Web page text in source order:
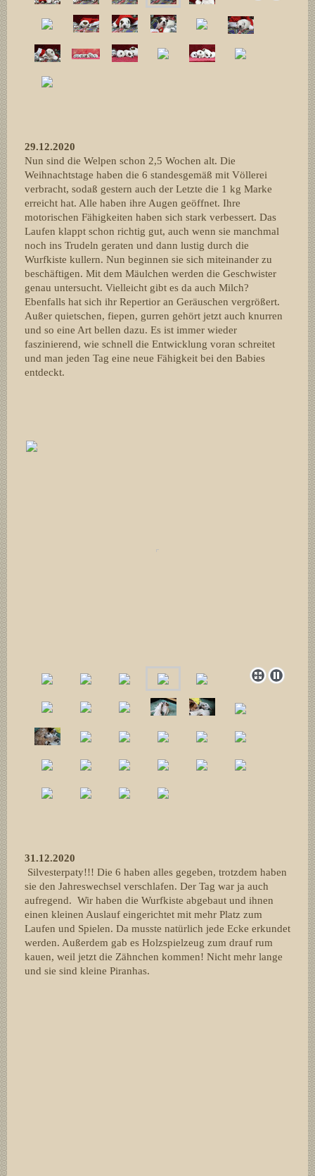
29.12.2020
Nun sind die Welpen schon 2,5 Wochen alt. Die
Weihnachtstage haben die 6 standesgemäß mit Völlerei
verbracht, sodaß gestern auch der Letzte die 1 kg Marke
erreicht hat. Alle haben ihre Augen geöffnet. Ihre
motorischen Fähigkeiten haben sich stark verbessert. Das
Laufen klappt schon richtig gut, auch wenn sie manchmal
noch ins Trudeln geraten und dann lustig durch die
Wurfkiste kullern. Nun beginnen sie sich miteinander zu
beschäftigen. Mit dem Mäulchen werden die Geschwister
genau untersucht. Vielleicht gibt es da auch Milch?
Ebenfalls hat sich ihr Repertior an Geräuschen vergrößert.
Außer quietschen, fiepen, gurren gehört jetzt auch knurren
und so eine Art bellen dazu. Es ist immer wieder
faszinierend, wie schnell die Entwicklung voran schreitet
und man jeden Tag eine neue Fähigkeit bei den Babies
entdeckt.
31.12.2020
Silvesterpaty!!! Die 6 haben alles gegeben, trotzdem haben
sie den Jahreswechsel verschlafen. Der Tag war ja auch
aufregend. Wir haben die Wurfkiste abgebaut und ihnen
einen kleinen Auslauf eingerichtet mit mehr Platz zum
Laufen und Spielen. Da musste natürlich jede Ecke erkundet
werden. Außerdem gab es Holzspielzeug zum drauf rum
kauen, weil jetzt die Zähnchen kommen! Nicht mehr lange
und sie sind kleine Piranhas.